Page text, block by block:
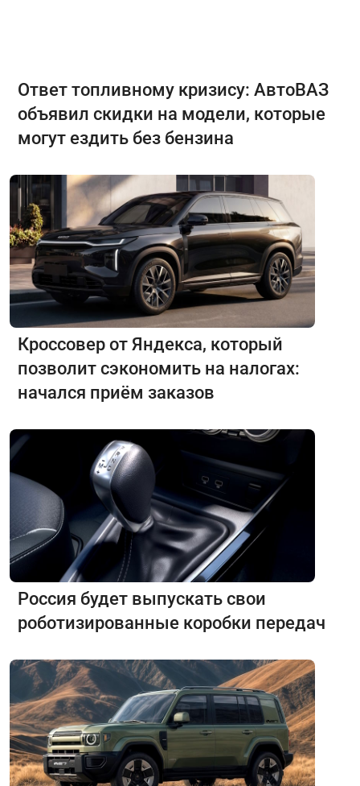
Ответ топливному кризису: АвтоВАЗ
объявил скидки на модели, которые
могут ездить без бензина
Кроссовер от Яндекса, который
позволит сэкономить на налогах:
начался приём заказов
Россия будет выпускать свои
роботизированные коробки передач